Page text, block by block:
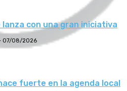
lanza con una gran iniciativa
07/08/2026
fuerte en la agenda local